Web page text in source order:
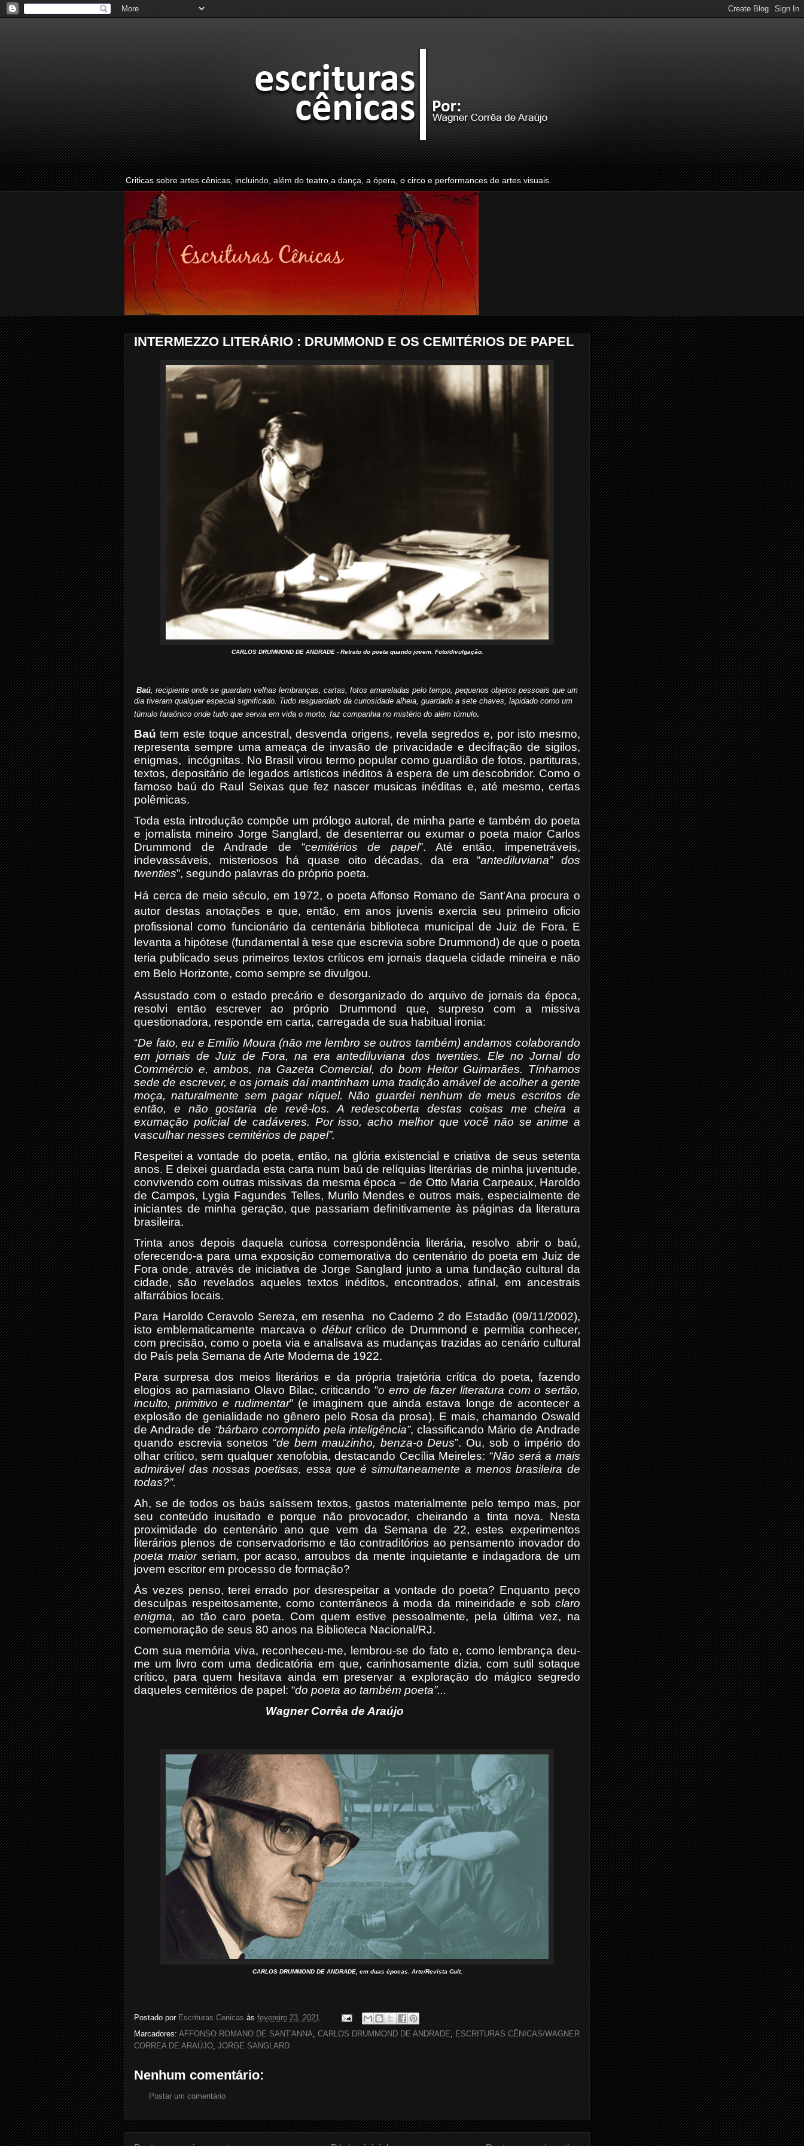
Criticas sobre artes cênicas, incluindo, além do teatro,a dança, a ópera, o circo e performances de artes visuais.
INTERMEZZO LITERÁRIO : DRUMMOND E OS CEMITÉRIOS DE PAPEL
CARLOS DRUMMOND DE ANDRADE - Retrato do poeta quando jovem. Foto/divulgação.
Baú, recipiente onde se guardam velhas lembranças, cartas, fotos amareladas pelo tempo, pequenos objetos pessoais que um
dia tiveram qualquer especial significado. Tudo resguardado da curiosidade alheia, guardado a sete chaves, lapidado como um
túmulo faraônico onde tudo que servia em vida o morto, faz companhia no mistério do além túmulo.
Baú tem este toque ancestral, desvenda origens, revela segredos e, por isto mesmo,
representa sempre uma ameaça de invasão de privacidade e decifração de sigilos,
enigmas,
incógnitas. No Brasil virou termo popular como guardião de fotos, partituras,
textos, depositário de legados artísticos inéditos à espera de um descobridor. Como o
famoso baú do Raul Seixas que fez nascer musicas inéditas e, até mesmo, certas
polêmicas.
Toda esta introdução compõe um prólogo autoral, de minha parte e também do poeta
e jornalista mineiro Jorge Sanglard, de desenterrar ou exumar o poeta maior Carlos
Drummond de Andrade de “cemitérios de papel”. Até então, impenetráveis,
indevassáveis, misteriosos há quase oito décadas, da era “antediluviana” dos
twenties”, segundo palavras do próprio poeta.
Há cerca de meio século, em 1972, o poeta Affonso Romano de Sant'Ana procura o
autor destas anotações e que, então, em anos juvenis exercia seu primeiro oficio
profissional como funcionário da centenária biblioteca municipal de Juiz de Fora. E
levanta a hipótese (fundamental à tese que escrevia sobre Drummond) de que o poeta
teria publicado seus primeiros textos críticos em jornais daquela cidade mineira e não
em Belo Horizonte, como sempre se divulgou.
Assustado com o estado precário e desorganizado do arquivo de jornais da época,
resolvi então escrever ao próprio Drummond que, surpreso com a missiva
questionadora, responde em carta, carregada de sua habitual ironia:
“De fato, eu e Emílio Moura (não me lembro se outros também) andamos colaborando
em jornais de Juiz de Fora, na era antediluviana dos twenties. Ele no Jornal do
Commércio e, ambos, na Gazeta Comercial, do bom Heitor Guimarães. Tínhamos
sede de escrever, e os jornais daí mantinham uma tradição amável de acolher a gente
moça, naturalmente sem pagar níquel. Não guardei nenhum de meus escritos de
então, e não gostaria de revê-los. A redescoberta destas coisas me cheira a
exumação policial de cadáveres. Por isso, acho melhor que você não se anime a
vasculhar nesses cemitérios de papel”.
Respeitei a vontade do poeta, então, na glória existencial e criativa de seus setenta
anos. E deixei guardada esta carta num baú de relíquias literárias de minha juventude,
convivendo com outras missivas da mesma época – de Otto Maria Carpeaux, Haroldo
de Campos, Lygia Fagundes Telles, Murilo Mendes e outros mais, especialmente de
iniciantes de minha geração, que passariam definitivamente às páginas da literatura
brasileira.
Trinta anos depois daquela curiosa correspondência literária, resolvo abrir o baú,
oferecendo-a para uma exposição comemorativa do centenário do poeta em Juiz de
Fora onde, através de iniciativa de Jorge Sanglard junto a uma fundação cultural da
cidade, são revelados aqueles textos inéditos, encontrados, afinal, em ancestrais
alfarrábios locais.
Para Haroldo Ceravolo Sereza, em resenha
no Caderno 2 do Estadão (09/11/2002),
isto emblematicamente marcava o débutcrítico de Drummond e permitia conhecer,
com precisão, como o poeta via e analisava as mudanças trazidas ao cenário cultural
do País pela Semana de Arte Moderna de 1922.
Para surpresa dos meios literários e da própria trajetória crítica do poeta, fazendo
elogios ao parnasiano Olavo Bilac, criticando “o erro de fazer literatura com o sertão,
inculto, primitivo e rudimentar” (e imaginem que ainda estava longe de acontecer a
explosão de genialidade no gênero pelo Rosa da prosa). E mais, chamando Oswald
de Andrade de “bárbaro corrompido pela inteligência”, classificando Mário de Andrade
quando escrevia sonetos “de bem mauzinho, benza-o Deus”. Ou, sob o império do
olhar crítico, sem qualquer xenofobia, destacando Cecília Meireles: “Não será a mais
admirável das nossas poetisas, essa que é simultaneamente a menos brasileira de
todas?”.
Ah, se de todos os baús saíssem textos, gastos materialmente pelo tempo mas, por
seu conteúdo inusitado e porque não provocador, cheirando a tinta nova. Nesta
proximidade do centenário ano que vem da Semana de 22, estes experimentos
literários plenos de conservadorismo e tão contraditórios ao pensamento inovador do
poeta maiorseriam, por acaso, arroubos da mente inquietante e indagadora de um
jovem escritor em processo de formação?
Às vezes penso, terei errado por desrespeitar a vontade do poeta? Enquanto peço
desculpas respeitosamente, como conterrâneos à moda da mineiridade e sob claro
enigma, ao tão caro poeta. Com quem estive pessoalmente, pela última vez, na
comemoração de seus 80 anos na Biblioteca Nacional/RJ.
Com sua memória viva, reconheceu-me, lembrou-se do fato e, como lembrança deu-
me um livro com uma dedicatória em que, carinhosamente dizia, com sutil sotaque
crítico, para quem hesitava ainda em preservar a exploração do mágico segredo
daqueles cemitérios de papel: “do poeta ao também poeta”...
Wagner Corrêa de Araújo
CARLOS DRUMMOND DE ANDRADE, em duas épocas. Arte/Revista Cult.
Postado por Escrituras Cenicas às fevereiro 23, 2021
Marcadores: AFFONSO ROMANO DE SANT'ANNA, CARLOS DRUMMOND DE ANDRADE, ESCRITURAS CÊNICAS/WAGNER
CORREA DE ARAÚJO, JORGE SANGLARD
Nenhum comentário:
Postar um comentário